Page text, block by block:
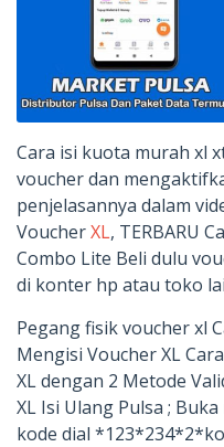
Cara isi kuota murah xl
voucher dan
penjelasannya dalam
VoucherXL, TERBARU
Combo Lite Beli dulu
di konter hp atau toko
Pegang fisik voucher xl
Mengisi Voucher XL
XL dengan 2 Metode
XL Isi Ulang Pulsa ;
kode dial